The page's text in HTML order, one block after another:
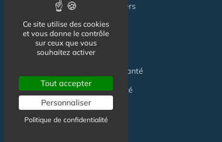
Hotel Patient & Hôtels Hospitaliers
Pour lesProfessionnels
en Maison de Santé
Achat locauxen Maison de Santé
Emploien Centre de Santé
S'installer
Ce site utilise des cookies
et vous donne le contrôle
sur ceux que vous
souhaitez activer
Tout accepter
Personnaliser
Politique de confidentialité